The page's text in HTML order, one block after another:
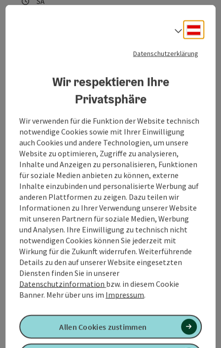
Pfarrkirche Bad Schallerbach
Schallerbach war ursprünglich eine von vier Ortschaften in
Bad Schallerbach
Öffnungszeiten
MOMontag geöffnet
DIDienstag geöffnet
MIMittwoch geöffnet
DODonnerstag geöffnet
FRFreitag geöffnet
SASamstag geöffnet
SOSonntag geöffnet
FEFeiertag geöffnet
Zoo und Aquazoo Schmiding
TIERISCHE ERLEBNISSE FÜR DIE GANZE FAMILIE!
Vitalwelt-Gutscheine werden angenommen.
Krenglbach
Öffnungszeiten
MOMontag geöffnet
DIDienstag geöffnet
MIMittwoch geöffnet
DODonnerstag geöffnet
FRFreitag geöffnet
SASamstag geöffnet
SOSonntag geöffnet
FEFeiertag geöffnet
Datenschutzerklärung
Wir respektieren Ihre
Privatsphäre
Wir verwenden für die Funktion der Website technisch
notwendige Cookies sowie mit Ihrer Einwilligung
auch Cookies und andere Technologien, um unsere
Website zu optimieren, Zugriffe zu analysieren,
Inhalte und Anzeigen zu personalisieren, Funktionen
für soziale Medien anbieten zu können, externe
Inhalte einzubinden und personalisierte Werbung auf
anderen Plattformen zu zeigen. Dazu teilen wir
Informationen zu Ihrer Verwendung unserer Website
mit unseren Partnern für soziale Medien, Werbung
und Analysen. Ihre Einwilligung zu technisch nicht
notwendigen Cookies können Sie jederzeit mit
Wirkung für die Zukunft widerrufen. Weiterführende
Details zu den auf unserer Website eingesetzten
Diensten finden Sie in unserer
Datenschutzinformation bzw. in diesem Cookie
Banner. Mehr über uns im Impressum.
Allen Cookies zustimmen